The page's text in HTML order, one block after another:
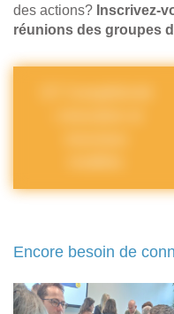
des actions? Inscrivez-
réunions des groupes
Encore besoin de